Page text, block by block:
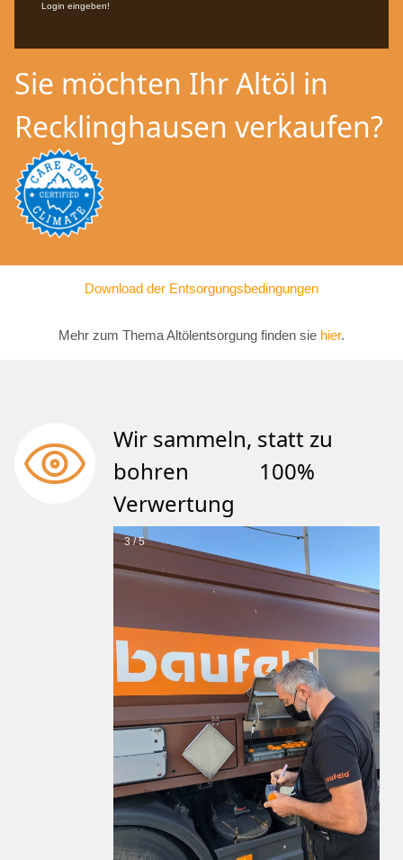
Login eingeben!
Sie möchten Ihr Altöl in
Recklinghausen verkaufen?
Download der Entsorgungsbedingungen
Mehr zum Thema Altölentsorgung finden sie hier.
Wir sammeln, statt zu
bohren 100%
Verwertung
3 / 5